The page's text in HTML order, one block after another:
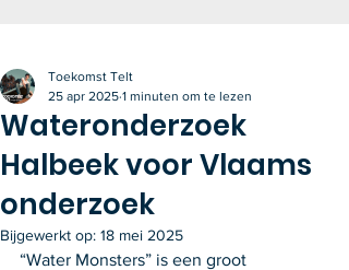
Wateronderzoek
Halbeek voor Vlaams
onderzoek
Toekomst Telt
25 apr 2025 1 minuten om te lezen
Bijgewerkt op: 18 mei 2025
“Water Monsters” is een groot